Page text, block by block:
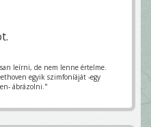
leírni, de nem lenne értelme.
egyik szimfoníáját -egy
ábrázolni."